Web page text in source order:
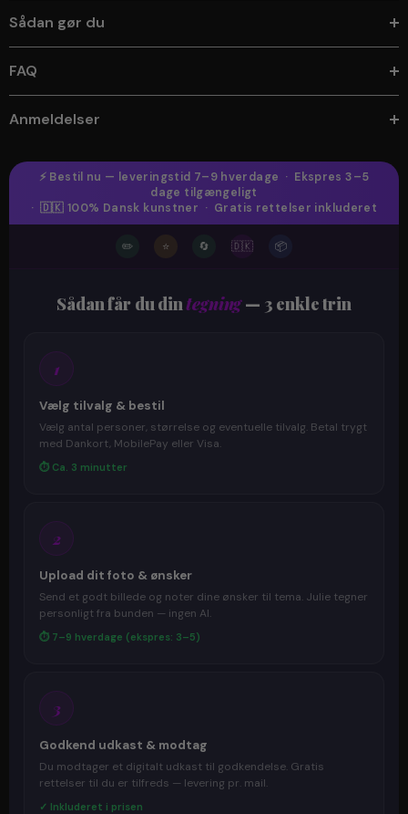
Sådan gør du
FAQ
Anmeldelser
⚡ Bestil nu — leveringstid 7–9 hverdage · Ekspres 3–5
dage tilgængeligt
· 🇩🇰 100% Dansk kunstner · Gratis rettelser inkluderet
✏️ ⭐ 🔄 🇩🇰 📦
Sådan får du dintegning— 3 enkle trin
1
Vælg tilvalg & bestil
Vælg antal personer, størrelse og eventuelle tilvalg. Betal trygt
med Dankort, MobilePay eller Visa.
⏱ Ca. 3 minutter
2
Upload dit foto & ønsker
Send et godt billede og noter dine ønsker til tema. Julie tegner
personligt fra bunden — ingen AI.
⏱ 7–9 hverdage (ekspres: 3–5)
3
Godkend udkast & modtag
Du modtager et digitalt udkast til godkendelse. Gratis
rettelser til du er tilfreds — levering pr. mail.
✓ Inkluderet i prisen